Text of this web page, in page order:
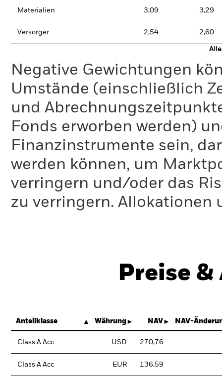
Materialien 3,09 3,29
Versorger 2,54 2,60
Negative Gewichtungen
Umstände (einschließlich
und
Fonds erworben werden)
Finanzinstrumente sein,
werden können, um
verringern und/oder das
zu verringern. Allokationen
Preise
Anteilklasse Währung NAV NAV-
Class A Acc USD 270,76
Class A Acc EUR 136,59